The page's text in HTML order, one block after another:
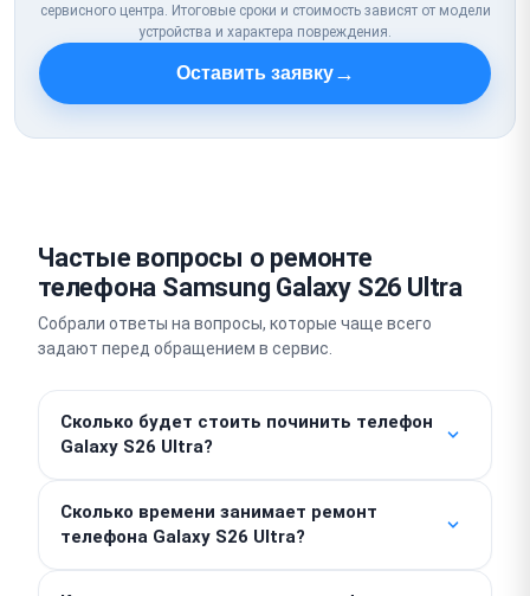
сервисного центра. Итоговые сроки и стоимость зависят от модели
устройства и характера повреждения.
Оставить заявку→
Частые вопросы о ремонте
телефона Samsung Galaxy S26 Ultra
Собрали ответы на вопросы, которые чаще всего
задают перед обращением в сервис.
Сколько будет стоить починить телефон
Galaxy S26 Ultra?
зависит от специфики поломки и стоимости
запчастей, которые рассчитываются отдельно.
Точную сумму назовут мастера после проведения
Сколько времени занимает ремонт
телефона Galaxy S26 Ultra?